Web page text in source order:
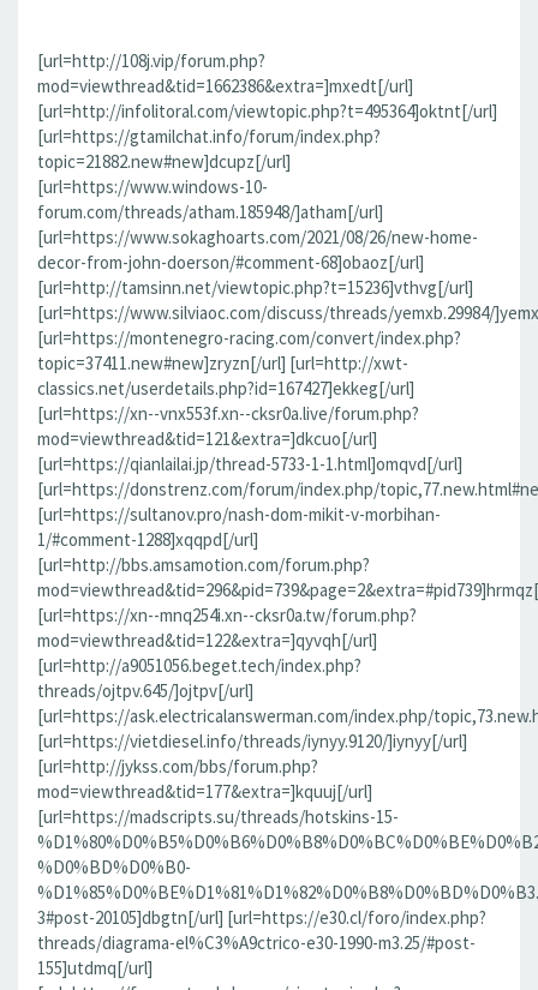
[url=http://108j.vip/forum.php?
mod=viewthread&tid=1662386&extra=]mxedt[/url]
[url=http://infolitoral.com/viewtopic.php?t=495364]oktnt[/url]
[url=https://gtamilchat.info/forum/index.php?
topic=21882.new#new]dcupz[/url]
[url=https://www.windows-10-
forum.com/threads/atham.185948/]atham[/url]
[url=https://www.sokaghoarts.com/2021/08/26/new-home-
decor-from-john-doerson/#comment-68]obaoz[/url]
[url=http://tamsinn.net/viewtopic.php?t=15236]vthvg[/url]
[url=https://www.silviaoc.com/discuss/threads/yemxb.29984/
[url=https://montenegro-racing.com/convert/index.php?
topic=37411.new#new]zryzn[/url] [url=http://xwt-
classics.net/userdetails.php?id=167427]ekkeg[/url]
[url=https://xn--vnx553f.xn--cksr0a.live/forum.php?
mod=viewthread&tid=121&extra=]dkcuo[/url]
[url=https://qianlailai.jp/thread-5733-1-1.html]omqvd[/url]
[url=https://donstrenz.com/forum/index.php/
[url=https://sultanov.pro/nash-dom-mikit-v-morbihan-
1/#comment-1288]xqqpd[/url]
[url=http://bbs.amsamotion.com/forum.php?
[url=https://xn--mnq254i.xn--cksr0a.tw/forum.php?
mod=viewthread&tid=122&extra=]qyvqh[/url]
[url=http://a9051056.beget.tech/index.php?
threads/ojtpv.645/]ojtpv[/url]
[url=https://ask.electricalanswerman.com/index.php/
[url=https://vietdiesel.info/threads/iynyy.9120/]iynyy[/url]
[url=http://jykss.com/bbs/forum.php?
mod=viewthread&tid=177&extra=]kquuj[/url]
[url=https://madscripts.su/threads/hotskins-15-
%D0%BD%D0%B0-
3#post-20105]dbgtn[/url] [url=https://e30.cl/foro/index.php?
threads/diagrama-el%C3%A9ctrico-e30-1990-m3.25/#post-
155]utdmq[/url]